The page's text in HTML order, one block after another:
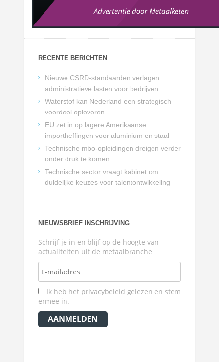
RECENTE BERICHTEN
Nieuwe CSRD-standaarden verlagen
administratieve lasten voor bedrijven
Waterstof kan Nederland een strategisch
voordeel opleveren
EU zet in op lagere Amerikaanse
importheffingen voor aluminium en staal
Technische mbo-opleidingen dreigen verder
onder druk te komen
Technische sector vraagt kabinet om
duidelijke keuzes voor talentontwikkeling
NIEUWSBRIEF INSCHRIJVING
Schrijf je in en blijf op de hoogte van
actualiteiten uit de metaalbranche.
Ik heb het privacybeleid gelezen en stem
ermee in.